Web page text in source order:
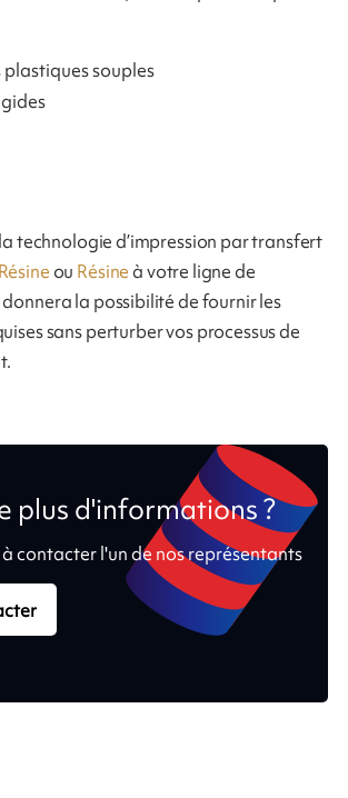
souples
technologie d’impression par transfert
ou Résineà votre ligne de
la possibilité de fournir les
sans perturber vos processus de
plus d'informations ?
contacter l'un de nos représentants